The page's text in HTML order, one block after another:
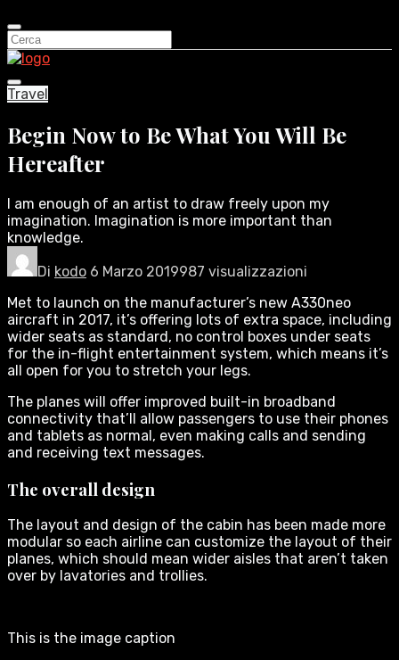
Travel
Begin Now to Be What You Will Be
Hereafter
I am enough of an artist to draw freely upon my
imagination. Imagination is more important than
knowledge.
Di kodo 6 Marzo 2019987 visualizzazioni
Met to launch on the manufacturer’s new A330neo
aircraft in 2017, it’s offering lots of extra space, including
wider seats as standard, no control boxes under seats
for the in-flight entertainment system, which means it’s
all open for you to stretch your legs.
The planes will offer improved built-in broadband
connectivity that’ll allow passengers to use their phones
and tablets as normal, even making calls and sending
and receiving text messages.
The overall design
The layout and design of the cabin has been made more
modular so each airline can customize the layout of their
planes, which should mean wider aisles that aren’t taken
over by lavatories and trollies.
This is the image caption